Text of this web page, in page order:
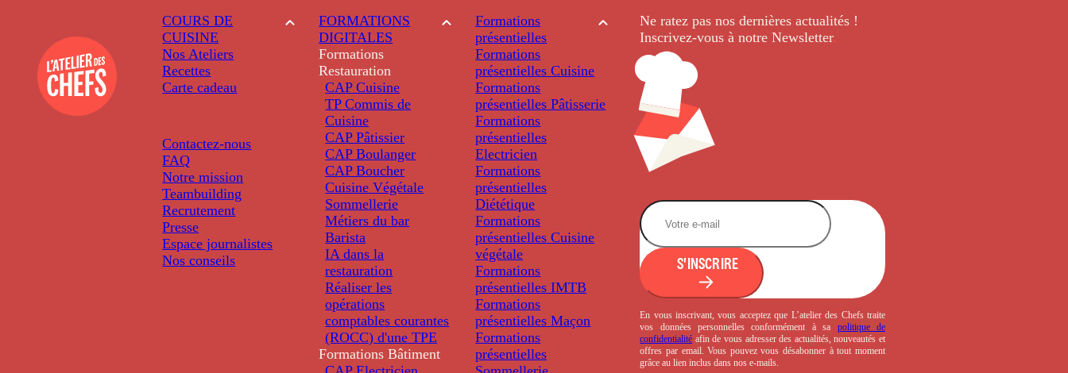
COURS DE
CUISINE
Nos Ateliers
Recettes
Carte cadeau
Contactez-nous
FAQ
Notre mission
Teambuilding
Recrutement
Presse
Espace journalistes
Nos conseils
FORMATIONS
DIGITALES
Formations
Restauration
CAP Cuisine
TP Commis de
Cuisine
CAP Pâtissier
CAP Boulanger
CAP Boucher
Cuisine Végétale
Sommellerie
Métiers du bar
Barista
IA dans la
restauration
Réaliser les
opérations
comptables courantes
(ROCC) d'une TPE
Formations Bâtiment
Formations
présentielles
Formations
présentielles Cuisine
Formations
présentielles Pâtisserie
Formations
présentielles
Electricien
Formations
présentielles
Diététique
Formations
présentielles Cuisine
végétale
Formations
présentielles IMTB
Formations
présentielles Maçon
Formations
présentielles
Ne ratez pas nos dernièresactualités !
Inscrivez-vous à notre Newsletter.
S'INSCRIRE
En vous inscrivant, vous acceptez que L’atelier des Chefs traite
vos données personnelles conformément à sa politique de
confidentialité afin de vous adresser des actualités, nouveautés et
offres par email. Vous pouvez vous désabonner à tout moment
grâce au lien inclus dans nos e-mails.